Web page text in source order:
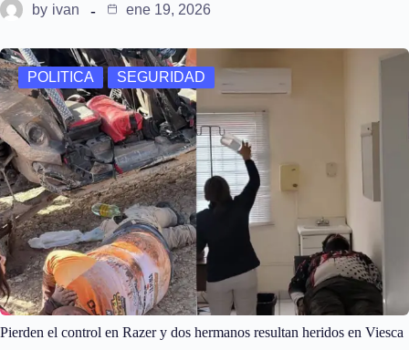
by ivan ene 19, 2026
POLITICA SEGURIDAD
Pierden el control en Razer y dos hermanos resultan heridos en Viesca